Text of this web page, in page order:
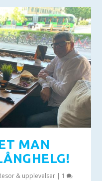
MAN
& upplevelser | 1